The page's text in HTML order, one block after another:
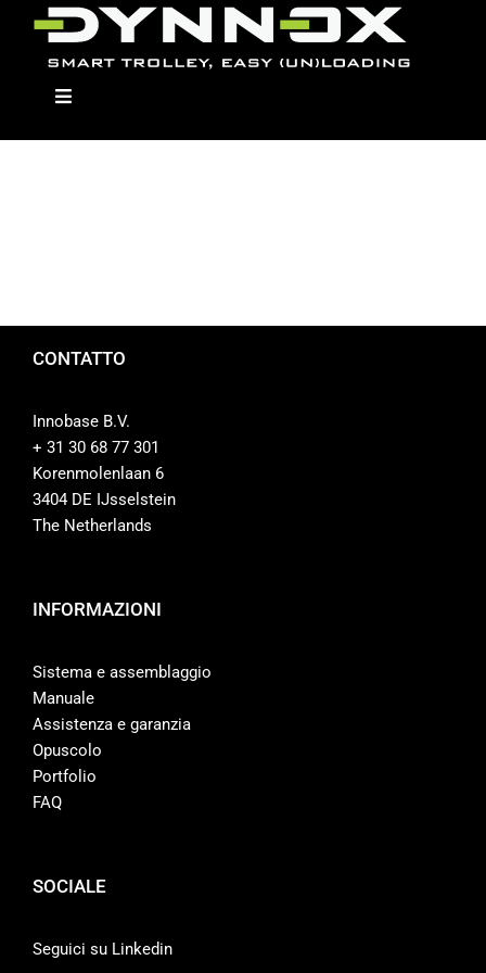
Skip
Toggle
Moduli
Rivenditori
Contatti
CONTATTO
Innobase B.V.
+ 31 30 68 77 301
Korenmolenlaan 6
3404 DE IJsselstein
The Netherlands
INFORMAZIONI
Sistema e assemblaggio
Manuale
Assistenza e garanzia
Opuscolo
Portfolio
FAQ
SOCIALE
Seguici su Linkedin